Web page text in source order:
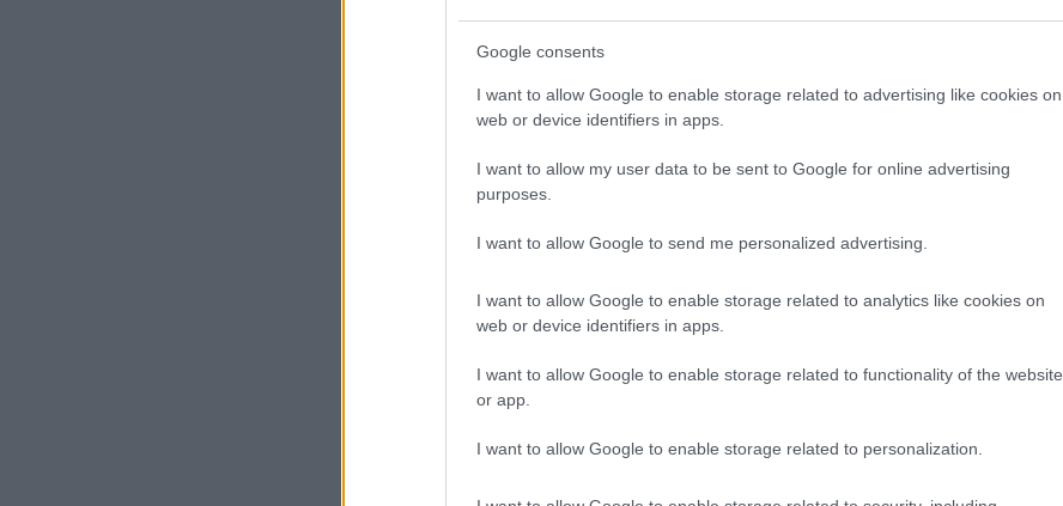
Google consents
I want to allow Google to enable storage related to advertising like cookies on
web or device identifiers in apps.
I want to allow my user data to be sent to Google for online advertising
purposes.
I want to allow Google to send me personalized advertising.
I want to allow Google to enable storage related to analytics like cookies on
web or device identifiers in apps.
I want to allow Google to enable storage related to functionality of the website
or app.
I want to allow Google to enable storage related to personalization.